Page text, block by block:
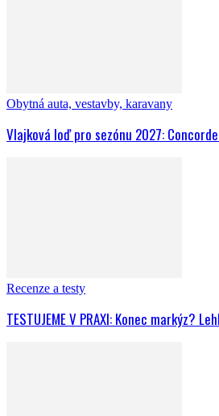
Obytná auta, vestavby, karavany
Vlajková loď pro sezónu 2027:
Recenze a testy
TESTUJEME V PRAXI: Konec markýz?